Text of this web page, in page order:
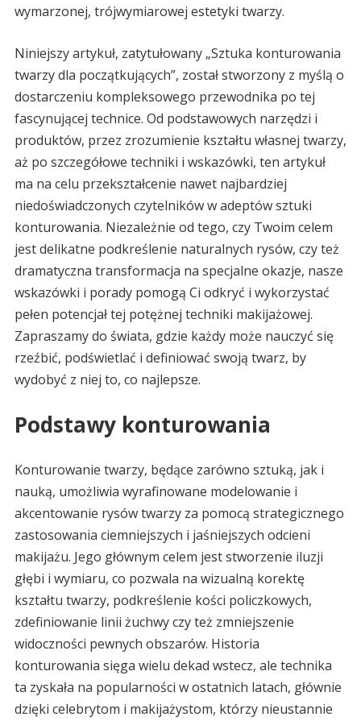
wymarzonej, trójwymiarowej estetyki twarzy.
Niniejszy artykuł, zatytułowany „Sztuka konturowania
twarzy dla początkujących”, został stworzony z myślą o
dostarczeniu kompleksowego przewodnika po tej
fascynującej technice. Od podstawowych narzędzi i
produktów, przez zrozumienie kształtu własnej twarzy,
aż po szczegółowe techniki i wskazówki, ten artykuł
ma na celu przekształcenie nawet najbardziej
niedoświadczonych czytelników w adeptów sztuki
konturowania. Niezależnie od tego, czy Twoim celem
jest delikatne podkreślenie naturalnych rysów, czy też
dramatyczna transformacja na specjalne okazje, nasze
wskazówki i porady pomogą Ci odkryć i wykorzystać
pełen potencjał tej potężnej techniki makijażowej.
Zapraszamy do świata, gdzie każdy może nauczyć się
rzeźbić, podświetlać i definiować swoją twarz, by
wydobyć z niej to, co najlepsze.
Podstawy konturowania
Konturowanie twarzy, będące zarówno sztuką, jak i
nauką, umożliwia wyrafinowane modelowanie i
akcentowanie rysów twarzy za pomocą strategicznego
zastosowania ciemniejszych i jaśniejszych odcieni
makijażu. Jego głównym celem jest stworzenie iluzji
głębi i wymiaru, co pozwala na wizualną korektę
kształtu twarzy, podkreślenie kości policzkowych,
zdefiniowanie linii żuchwy czy też zmniejszenie
widoczności pewnych obszarów. Historia
konturowania sięga wielu dekad wstecz, ale technika
ta zyskała na popularności w ostatnich latach, głównie
dzięki celebrytom i makijażystom, którzy nieustannie